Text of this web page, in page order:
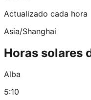
Actualizado cada hora
Asia/Shanghai
Horas solares
Alba
5:10